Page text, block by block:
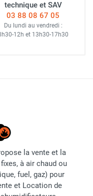
technique et SAV
03 88 08 67 05
Du lundi au vendredi :
12h et 13h30-17h30
la vente et la
à air chaud ou
fuel, gaz) pour
et Location de